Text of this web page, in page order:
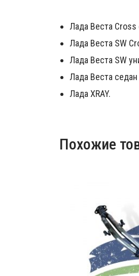
Лада Веста Cross
Лада Веста SW
Лада Веста SW
Лада Веста
Лада XRAY.
Похожие